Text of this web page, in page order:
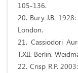
105-136.
20. Bury J.B.
London.
21. Cassiodori
T.XII, Berlin,
22. Crisp R.P.